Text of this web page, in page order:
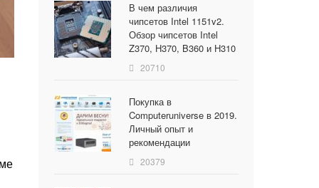
В чем различия
чипсетов Intel 1151v2.
Обзор чипсетов Intel
Z370, H370, B360 и H310
20710
Покупка в
Computeruniverse в 2019.
Личный опыт и
рекомендации
20379